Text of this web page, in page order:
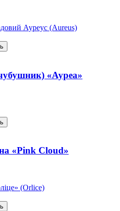
«Ауреа»
«Pink Cloud»